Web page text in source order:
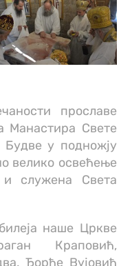
прославе
Манастира Свете
у подножју
велико освећење
служена Света
наше Цркве
Краповић,
Ђорђе Вујовић